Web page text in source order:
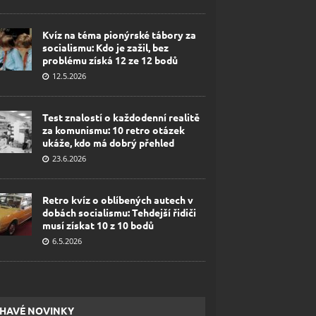
Kvíz na téma pionýrské tábory za
socialismu: Kdo je zažil, bez
problému získá 12 ze 12 bodů
12.5.2026
Test znalostí o každodenní realitě
za komunismu: 10 retro otázek
ukáže, kdo má dobrý přehled
23.6.2026
Retro kvíz o oblíbených autech v
dobách socialismu: Tehdejší řidiči
musí získat 10 z 10 bodů
6.5.2026
NOVINKY